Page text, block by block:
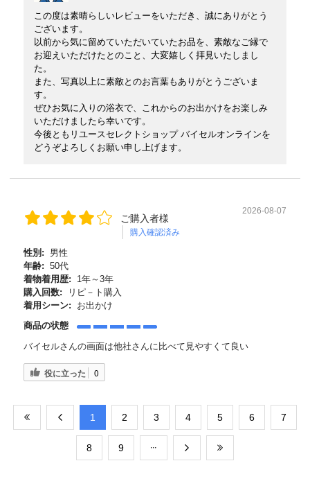
この度は素晴らしいレビューをいただき、誠にありがとう
ございます。
以前から気に留めていただいていたお品を、素敵なご縁で
お迎えいただけたとのこと、大変嬉しく拝見いたしまし
た。
また、写真以上に素敵とのお言葉もありがとうございま
す。
ぜひお気に入りの浴衣で、これからのお出かけをお楽しみ
いただけましたら幸いです。
今後ともリユースセレクトショップ バイセルオンラインを
どうぞよろしくお願い申し上げます。
ご購入者様
購入確認済み
2026-08-07
性別:
男性
年齢: 50代
着物着用歴:
1年～3年
購入回数:
リピ－ト購入
着用シーン:
お出かけ
商品の状態
バイセルさんの画面は他社さんに比べて見やすくて良い
役に立った 0
​1 ​2 ​3 ​4 ​5 ​6 ​7
​8 ​9